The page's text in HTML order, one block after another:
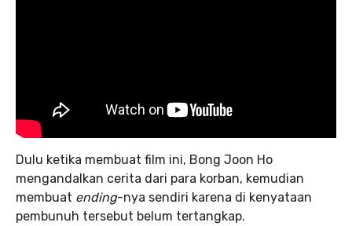
Dulu ketika membuat film ini, Bong Joon Ho
mengandalkan cerita dari para korban, kemudian
membuat ending-nya sendiri karena di kenyataan
pembunuh tersebut belum tertangkap.